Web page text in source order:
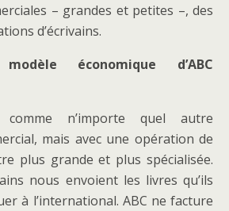
– grandes et petites –, des
d’écrivains.
économique d’ABC
comme n’importe quel autre
mais avec une opération de
plus grande et plus spécialisée.
nous envoient les livres qu’ils
à l’international. ABC ne facture